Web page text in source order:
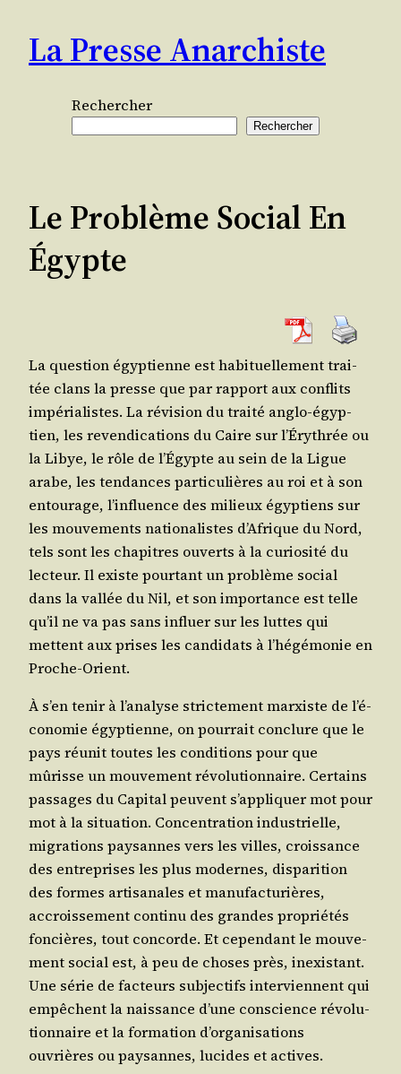
contenu
La Presse Anarchiste
Rechercher
Rechercher
Le Problème Social En
Égypte
La ques­tion égyp­tienne est habi­tuel­le­ment trai­
tée clans la presse que par rap­port aux conflits
impé­ria­listes. La révi­sion du trai­té anglo-égyp­
tien, les reven­di­ca­tions du Caire sur l’É­ry­thrée ou
la Libye, le rôle de l’É­gypte au sein de la Ligue
arabe, les ten­dances par­ti­cu­lières au roi et à son
entou­rage, l’in­fluence des milieux égyp­tiens sur
les mou­ve­ments natio­na­listes d’A­frique du Nord,
tels sont les cha­pitres ouverts à la curio­si­té du
lec­teur. Il existe pour­tant un pro­blème social
dans la val­lée du Nil, et son impor­tance est telle
qu’il ne va pas sans influer sur les luttes qui
mettent aux prises les can­di­dats à l’hé­gé­mo­nie en
Proche-Orient.
À s’en tenir à l’a­na­lyse stric­te­ment mar­xiste de l’é­
co­no­mie égyp­tienne, on pour­rait conclure que le
pays réunit toutes les condi­tions pour que
mûrisse un mou­ve­ment révo­lu­tion­naire. Cer­tains
pas­sages du Capi­tal peuvent s’ap­pli­quer mot pour
mot à la situa­tion. Concen­tra­tion indus­trielle,
migra­tions pay­sannes vers les villes, crois­sance
des entre­prises les plus modernes, dis­pa­ri­tion
des formes arti­sa­nales et manu­fac­tu­rières,
accrois­se­ment conti­nu des grandes pro­prié­tés
fon­cières, tout concorde. Et cepen­dant le mou­ve­
ment social est, à peu de choses près, inexis­tant.
Une série de fac­teurs sub­jec­tifs inter­viennent qui
empêchent la nais­sance d’une conscience révo­lu­
tion­naire et la for­ma­tion d’or­ga­ni­sa­tions
ouvrières ou pay­sannes, lucides et actives.